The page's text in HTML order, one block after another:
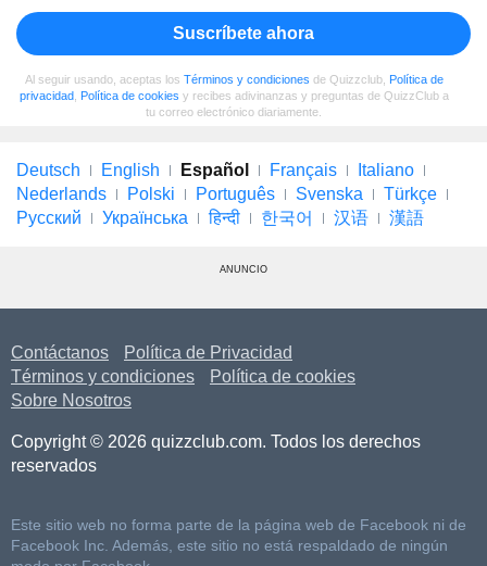
Suscríbete ahora
Al seguir usando, aceptas los Términos y condiciones de Quizzclub, Política de
privacidad, Política de cookies y recibes adivinanzas y preguntas de QuizzClub a
tu correo electrónico diariamente.
Deutsch English Español Français
Italiano
Nederlands
Polski Português Svenska
Türkçe
Русский
Українська हिन्दी 한국어 汉语 漢語
ANUNCIO
Contáctanos
Política de Privacidad
Términos y condiciones
Política de cookies
Sobre Nosotros
Copyright © 2026 quizzclub.com. Todos los derechos
reservados
Este sitio web no forma parte de la página web de Facebook ni de
Facebook Inc. Además, este sitio no está respaldado de ningún